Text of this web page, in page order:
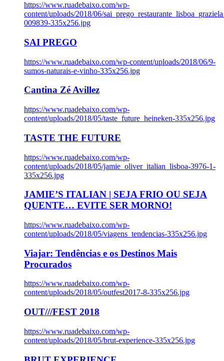
https://www.ruadebaixo.com/wp-
content/uploads/2018/06/
009839-335x256.jpg
SAI PREGO
https://www.ruadebaixo.com/wp-content/uploads/2018/06/9-
sumos-naturais-e-vinho-335x256.jpg
Cantina Zé Avillez
https://www.ruadebaixo.com/wp-
content/uploads/2018/05/taste_future_heineken-335x256.jpg
TASTE THE FUTURE
https://www.ruadebaixo.com/wp-
content/uploads/2018/05/jamie_oliver_italian_lisboa-3976-1-
335x256.jpg
JAMIE’S ITALIAN | SEJA FRIO OU SEJA
QUENTE… EVITE SER MORNO!
https://www.ruadebaixo.com/wp-
content/uploads/2018/05/viagens_tendencias-335x256.jpg
Viajar: Tendências e os Destinos Mais
Procurados
https://www.ruadebaixo.com/wp-
content/uploads/2018/05/outfest2017-8-335x256.jpg
OUT///FEST 2018
https://www.ruadebaixo.com/wp-
content/uploads/2018/05/brut-experience-335x256.jpg